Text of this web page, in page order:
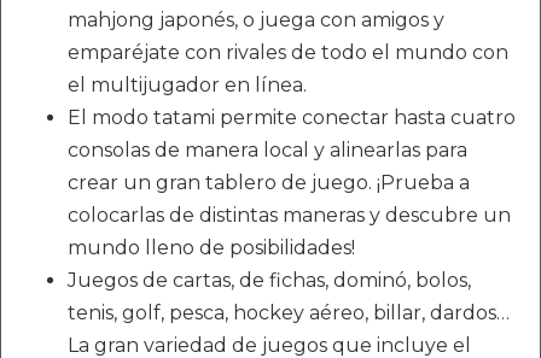
mahjong japonés, o juega con amigos y
emparéjate con rivales de todo el mundo con
el multijugador en línea.
El modo tatami permite conectar hasta cuatro
consolas de manera local y alinearlas para
crear un gran tablero de juego. ¡Prueba a
colocarlas de distintas maneras y descubre un
mundo lleno de posibilidades!
Juegos de cartas, de fichas, dominó, bolos,
tenis, golf, pesca, hockey aéreo, billar, dardos…
La gran variedad de juegos que incluye el